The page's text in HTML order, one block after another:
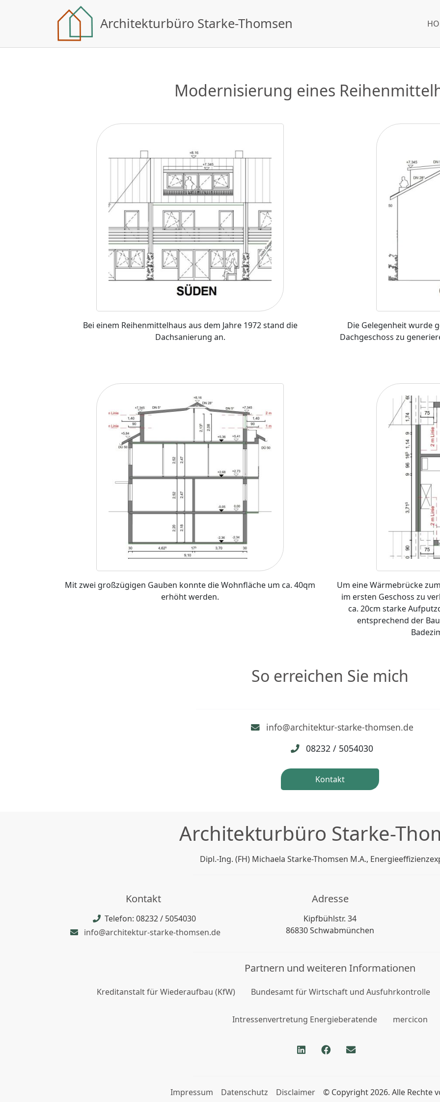
Architekturbüro Starke-Thomsen
Modernisierung eines
Bei einem Reihenmittelhaus aus dem Jahre 1972 stand die
Dachsanierung an.
Die Gelegenheit wurde
Dachgeschoss zu
Mit zwei großzügigen Gauben konnte die Wohnfläche um ca. 40qm
erhöht werden.
Um eine Wärmebrücke
im ersten Geschoss zu
ca. 20cm starke
entsprechend der
So erreichen Sie mich
info@architektur-starke-thomsen.de
08232 / 5054030
Kontakt
Architekturbüro Starke-
Dipl.-Ing. (FH) Michaela Starke-Thomsen M.A.,
Kontakt
Telefon: 08232 / 5054030
info@architektur-starke-thomsen.de
Adresse
Kipfbühlstr. 34
86830 Schwabmünchen
Partnern und weiteren Informationen
Kreditanstalt für Wiederaufbau (KfW) Bundesamt für Wirtschaft und Ausfuhrkontrolle
Intressenvertretung Energieberatende mercicon
Impressum Datenschutz Disclaimer © Copyright 2026. Alle Rechte